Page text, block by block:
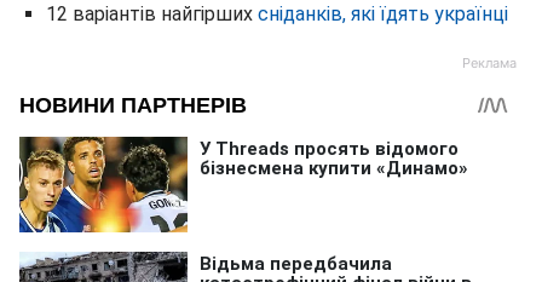
12 варіантів найгірших сніданків, які їдять українці